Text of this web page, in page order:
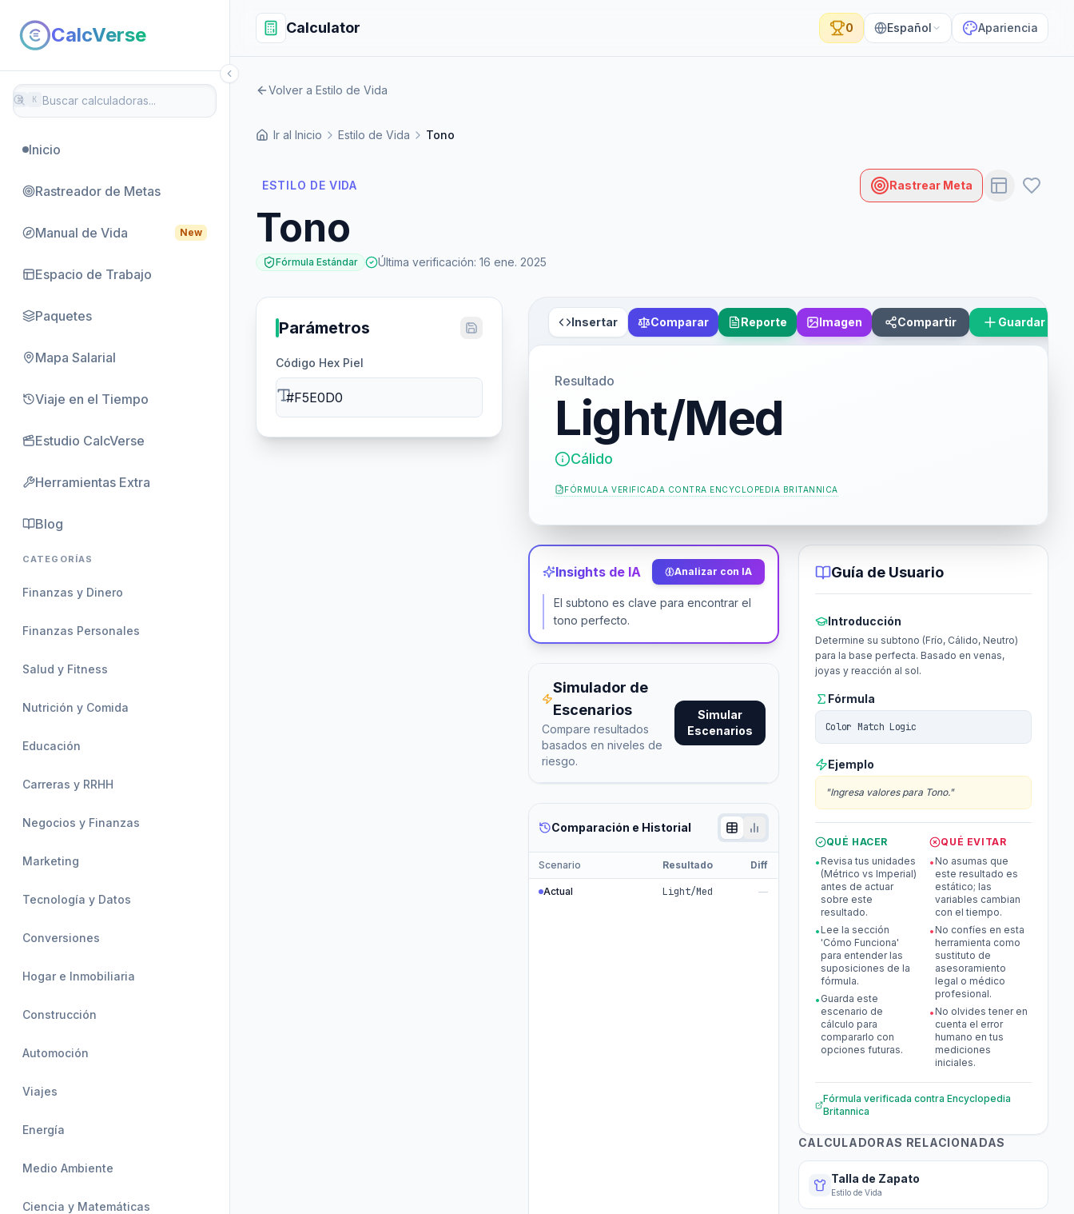
CalcVerse
⌘ K
Inicio
Rastreador de Metas
Manual de Vida New
Espacio de Trabajo
Paquetes
Mapa Salarial
Viaje en el Tiempo
Estudio CalcVerse
Herramientas Extra
Blog
CATEGORÍAS
Finanzas y Dinero
Finanzas Personales
Salud y Fitness
Nutrición y Comida
Educación
Carreras y RRHH
Negocios y Finanzas
Marketing
Tecnología y Datos
Conversiones
Hogar e Inmobiliaria
Construcción
Automoción
Viajes
Energía
Medio Ambiente
Ciencia y Matemáticas
Calculator 0 Español Apariencia
Volver a Estilo de Vida
Ir al Inicio Estilo de Vida Tono
ESTILO DE VIDA Rastrear Meta
Tono
Fórmula Estándar Última verificación: 16 ene. 2025
Parámetros
Código Hex Piel
Insertar Comparar Reporte Imagen Compartir Guardar
Resultado
Light/Med
Cálido
FÓRMULA VERIFICADA CONTRA ENCYCLOPEDIA BRITANNICA
Insights de IA Analizar con IA
El subtono es clave para encontrar el
tono perfecto.
Simulador de
Escenarios
Compare resultados
basados en niveles de
riesgo.
Simular
Escenarios
Comparación e Historial
Scenario Resultado Diff
Actual Light/Med —
Guía de Usuario
Introducción
Determine su subtono (Frío, Cálido, Neutro)
para la base perfecta. Basado en venas,
joyas y reacción al sol.
Fórmula
Color Match Logic
Ejemplo
"Ingresa valores para Tono."
QUÉ HACER
• Revisa tus unidades
(Métrico vs Imperial)
antes de actuar
sobre este
resultado.
• Lee la sección
'Cómo Funciona'
para entender las
suposiciones de la
fórmula.
• Guarda este
escenario de
cálculo para
compararlo con
opciones futuras.
QUÉ EVITAR
• No asumas que
este resultado es
estático; las
variables cambian
con el tiempo.
• No confíes en esta
herramienta como
sustituto de
asesoramiento
legal o médico
profesional.
• No olvides tener en
cuenta el error
humano en tus
mediciones
iniciales.
Fórmula verificada contra Encyclopedia
Britannica
CALCULADORAS RELACIONADAS
Talla de Zapato
Estilo de Vida